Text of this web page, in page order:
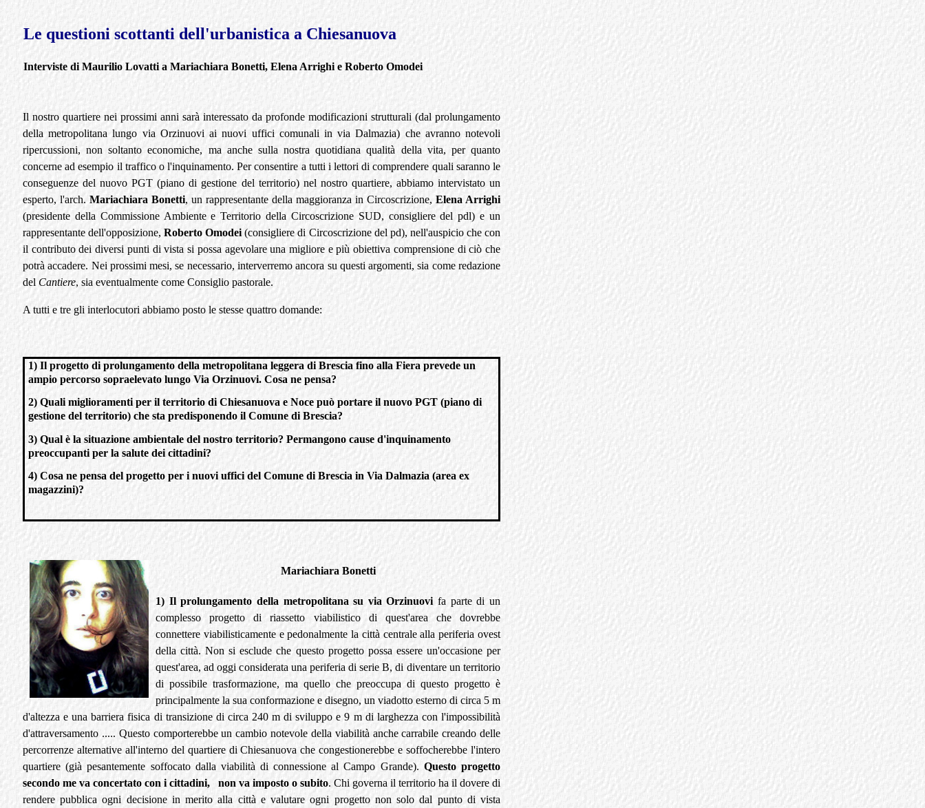
Il nostro quartiere nei prossimi anni sarà interessato da profonde modificazioni strutturali (dal prolungamento
della metropolitana lungo via Orzinuovi ai nuovi uffici comunali in via Dalmazia) che avranno notevoli
ripercussioni, non soltanto economiche, ma anche sulla nostra quotidiana qualità della vita, per quanto
concerne ad esempio il traffico o l'inquinamento. Per consentire a tutti i lettori di comprendere quali saranno le
conseguenze del nuovo PGT (piano di gestione del territorio) nel nostro quartiere, abbiamo intervistato un
esperto, l'arch. Mariachiara Bonetti, un rappresentante della maggioranza in Circoscrizione, Elena Arrighi
(presidente della Commissione Ambiente e Territorio della Circoscrizione SUD, consigliere del pdl) e un
rappresentante dell'opposizione,Roberto Omodei(consigliere di Circoscrizione del pd), nell'auspicio che con
il contributo dei diversi punti di vista si possa agevolare una migliore e più obiettiva comprensione di ciò che
potrà accadere. Nei prossimi mesi, se necessario, interverremo ancora su questi argomenti, sia come redazione
del Cantiere, sia eventualmente come Consiglio pastorale.
A tutti e tre gli interlocutori abbiamo posto le stesse quattro domande:
1) Il progetto di prolungamento della metropolitana leggera di Brescia fino alla Fiera prevede un
ampio percorso sopraelevato lungo Via Orzinuovi. Cosa ne pensa?
2) Quali miglioramenti per il territorio di Chiesanuova e Noce può portare il nuovo PGT (piano di
gestione del territorio) che sta predisponendo il Comune di Brescia?
3) Qual è la situazione ambientale del nostro territorio? Permangono cause d'inquinamento
preoccupanti per la salute dei cittadini?
4) Cosa ne pensa del progetto per i nuovi uffici del Comune di Brescia in Via Dalmazia (area ex
magazzini)?
Mariachiara Bonetti
1) Il prolungamento della metropolitana su via Orzinuovi fa parte di un
complesso progetto di riassetto viabilistico di quest'area che dovrebbe
connettere viabilisticamente e pedonalmente la città centrale alla periferia ovest
della città. Non si esclude che questo progetto possa essere un'occasione per
quest'area, ad oggi considerata una periferia di serie B, di diventare un territorio
di possibile trasformazione, ma quello che preoccupa di questo progetto è
principalmente la sua conformazione e disegno, un viadotto esterno di circa 5 m
d'altezza e una barriera fisica di transizione di circa 240 m di sviluppo e 9 m di larghezza con l'impossibilità
d'attraversamento ..... Questo comporterebbe un cambio notevole della viabilità anche carrabile creando delle
percorrenze alternative all'interno del quartiere di Chiesanuova che congestionerebbe e soffocherebbe l'intero
quartiere (già pesantemente soffocato dalla viabilità di connessione al Campo Grande). Questo progetto
secondo me va concertato con i cittadini, non va imposto o subito. Chi governa il territorio ha il dovere di
rendere pubblica ogni decisione in merito alla città e valutare ogni progetto non solo dal punto di vista
Le questioni scottanti dell'urbanistica a Chiesanuova
Interviste di Maurilio Lovatti a Mariachiara Bonetti, Elena Arrighi e Roberto Omodei